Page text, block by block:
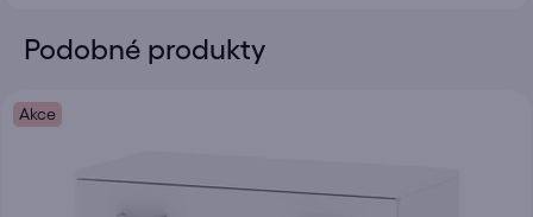
Podobné produkty
Akce